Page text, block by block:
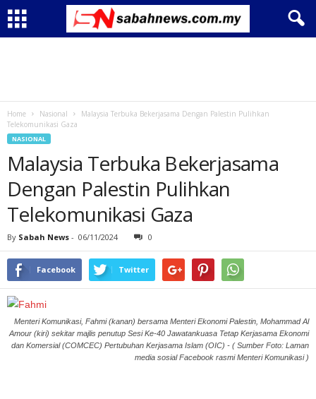
Home Nasional
Malaysia Terbuka Bekerjasama Dengan Palestin Pulihkan
Telekomunikasi Gaza
NASIONAL
Malaysia Terbuka Bekerjasama
Dengan Palestin Pulihkan
Telekomunikasi Gaza
By Sabah News - 06/11/2024 0
Facebook Twitter
Menteri Komunikasi, Fahmi (kanan) bersama Menteri Ekonomi Palestin, Mohammad Al
Amour (kiri) sekitar majlis penutup Sesi Ke-40 Jawatankuasa Tetap Kerjasama Ekonomi
dan Komersial (COMCEC) Pertubuhan Kerjasama Islam (OIC) - ( Sumber Foto: Laman
media sosial Facebook rasmi Menteri Komunikasi )